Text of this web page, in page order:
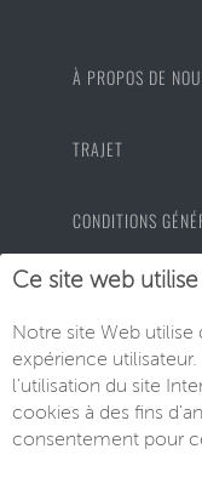
À PROPOS DE
TRAJET
CONDITIONS
PROTECTION DES
MENTIONS
Ce site web
Notre site Web
expérience
l'utilisation du site
cookies à des fins
consentement pour